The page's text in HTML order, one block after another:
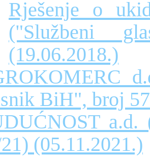
Rješenje o
("Službeni
(19.06.2018.)
BiH", broj
(05.11.2021.)